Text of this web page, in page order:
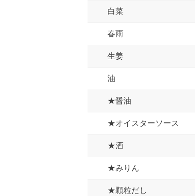
白菜
春雨
生姜
油
★醤油
★オイスターソース
★酒
★みりん
★顆粒だし